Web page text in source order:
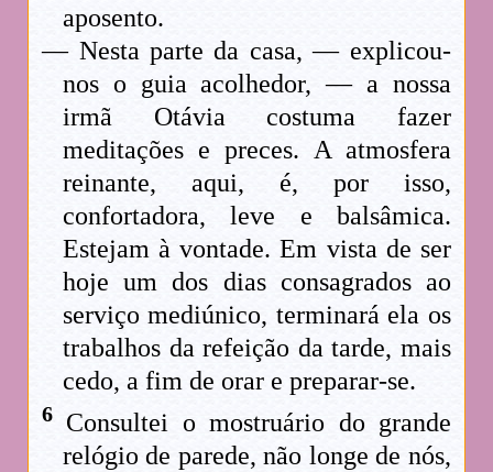
aposento.
— Nesta parte da casa, — explicou-
nos o guia acolhedor, — a nossa
irmã Otávia costuma fazer
meditações e preces. A atmosfera
reinante, aqui, é, por isso,
confortadora, leve e balsâmica.
Estejam à vontade. Em vista de ser
hoje um dos dias consagrados ao
serviço mediúnico, terminará ela os
trabalhos da refeição da tarde, mais
cedo, a fim de orar e preparar-se.
6 Consultei o mostruário do grande
relógio de parede, não longe de nós,